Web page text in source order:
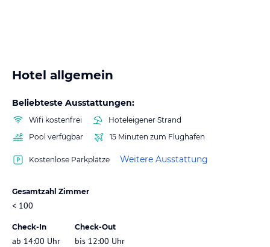
Hotel allgemein
Beliebteste Ausstattungen:
Wifi kostenfrei
Hoteleigener Strand
Pool verfügbar
15 Minuten zum Flughafen
Kostenlose Parkplätze Weitere Ausstattung
Gesamtzahl Zimmer
< 100
Check-In
ab 14:00 Uhr
Check-Out
bis 12:00 Uhr